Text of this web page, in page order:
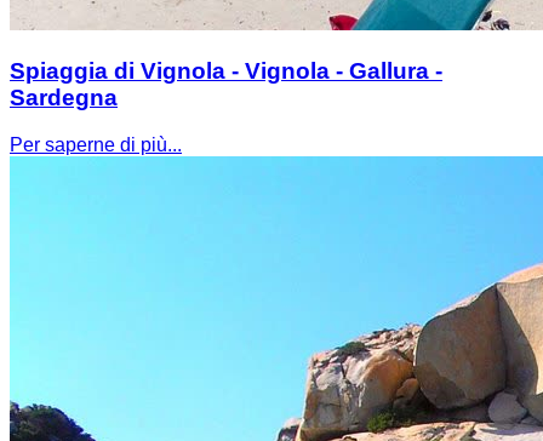
Spiaggia di Vignola - Vignola - Gallura -
Sardegna
Per saperne di più...